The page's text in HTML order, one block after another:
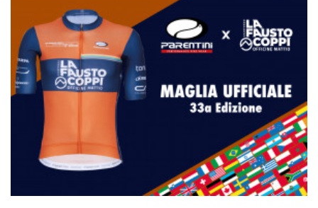
il loro lavoro hanno permesso agli atleti di...